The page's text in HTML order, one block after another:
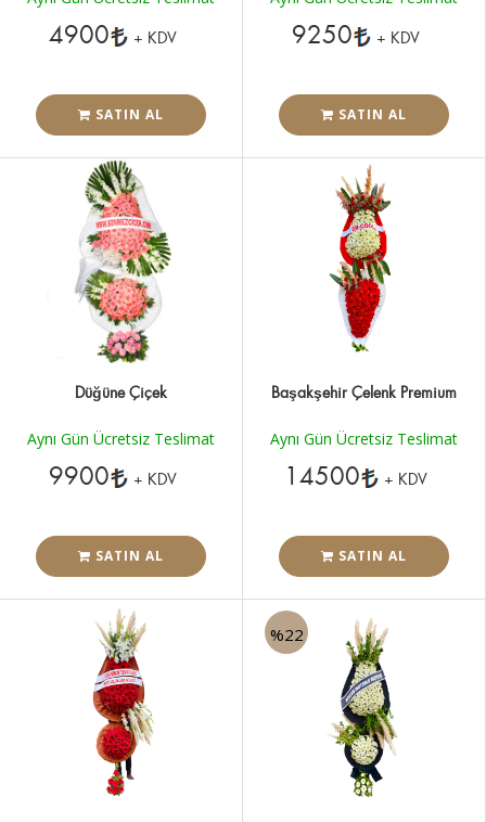
4900 + KDV
SATIN AL
9250 + KDV
SATIN AL
Düğüne Çiçek
Aynı Gün Ücretsiz Teslimat
9900 + KDV
SATIN AL
Başakşehir Çelenk Premium
Aynı Gün Ücretsiz Teslimat
14500 + KDV
SATIN AL
%22